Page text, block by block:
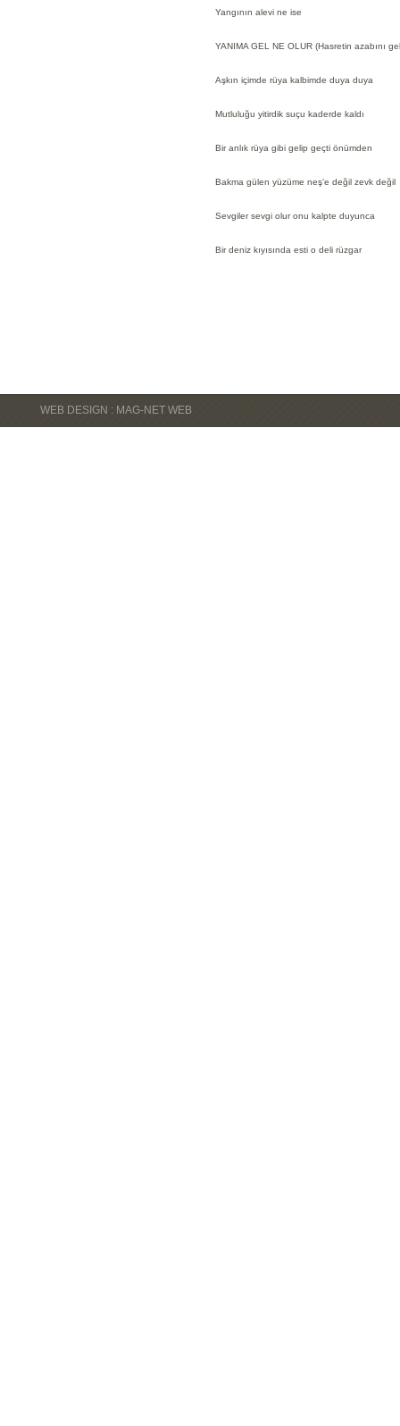
Yangının alevi ne ise
YANIMA GEL NE OLUR (Hasretin azabını
Aşkın içimde rüya kalbimde duya duya
Mutluluğu yitirdik suçu kaderde kaldı
Bir anlık rüya gibi gelip geçti önümden
Bakma gülen yüzüme neş'e değil zevk değil
Sevgiler sevgi olur onu kalpte duyunca
Bir deniz kıyısında esti o deli rüzgar
WEB DESIGN : MAG-NET WEB